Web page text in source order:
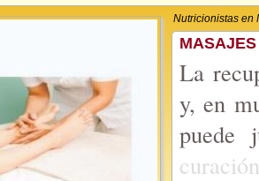
Nutricionistas en
La
y, en
puede